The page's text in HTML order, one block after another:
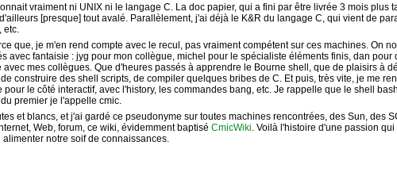
vraiment ni UNIX ni le langage C. La doc papier, qui a fini par être livrée 3 mois plus
[presque] tout avalé. Parallèlement, j'ai déjà le K&R du langage C, qui vient de
que, je m'en rend compte avec le recul, pas vraiment compétent sur ces machines. On
avec fantaisie : jyg pour mon collègue, michel pour le spécialiste éléments finis, dan pour
mes collègues. Que d'heures passés à apprendre le Bourne shell, que de plaisirs à
construire des shell scripts, de compiler quelques bribes de C. Et puis, très vite, je me
le côté interactif, avec l'history, les commandes bang, etc. Je rappelle que le shell
premier je l'appelle cmic.
et blancs, et j'ai gardé ce pseudonyme sur toutes machines rencontrées, des Sun, des
Web, forum, ce wiki, évidemment baptisé CmicWiki . Voilà l'histoire d'une passion
notre soif de connaissances.